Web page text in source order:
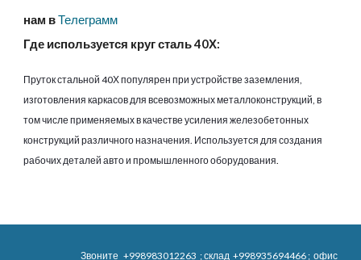
нам в Телеграмм
Где используется круг сталь 40Х:
Пруток стальной 40Х популярен при устройстве заземления,
изготовления каркасов для всевозможных металлоконструкций, в
том числе применяемых в качестве усиления железобетонных
конструкций различного назначения. Используется для создания
рабочих деталей авто и промышленного оборудования.
Звоните +998983012263 ; склад +998935694466; офис